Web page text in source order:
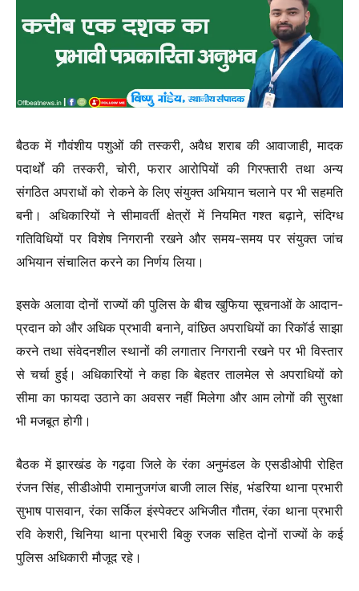
बैठक में गौवंशीय पशुओं की तस्करी, अवैध शराब की आवाजाही, मादक
पदार्थों की तस्करी, चोरी, फरार आरोपियों की गिरफ्तारी तथा अन्य
संगठित अपराधों को रोकने के लिए संयुक्त अभियान चलाने पर भी सहमति
बनी। अधिकारियों ने सीमावर्ती क्षेत्रों में नियमित गश्त बढ़ाने, संदिग्ध
गतिविधियों पर विशेष निगरानी रखने और समय-समय पर संयुक्त जांच
अभियान संचालित करने का निर्णय लिया।
इसके अलावा दोनों राज्यों की पुलिस के बीच खुफिया सूचनाओं के आदान-
प्रदान को और अधिक प्रभावी बनाने, वांछित अपराधियों का रिकॉर्ड साझा
करने तथा संवेदनशील स्थानों की लगातार निगरानी रखने पर भी विस्तार
से चर्चा हुई। अधिकारियों ने कहा कि बेहतर तालमेल से अपराधियों को
सीमा का फायदा उठाने का अवसर नहीं मिलेगा और आम लोगों की सुरक्षा
भी मजबूत होगी।
बैठक में झारखंड के गढ़वा जिले के रंका अनुमंडल के एसडीओपी रोहित
रंजन सिंह, सीडीओपी रामानुजगंज बाजी लाल सिंह, भंडरिया थाना प्रभारी
सुभाष पासवान, रंका सर्किल इंस्पेक्टर अभिजीत गौतम, रंका थाना प्रभारी
रवि केशरी, चिनिया थाना प्रभारी बिकु रजक सहित दोनों राज्यों के कई
पुलिस अधिकारी मौजूद रहे।